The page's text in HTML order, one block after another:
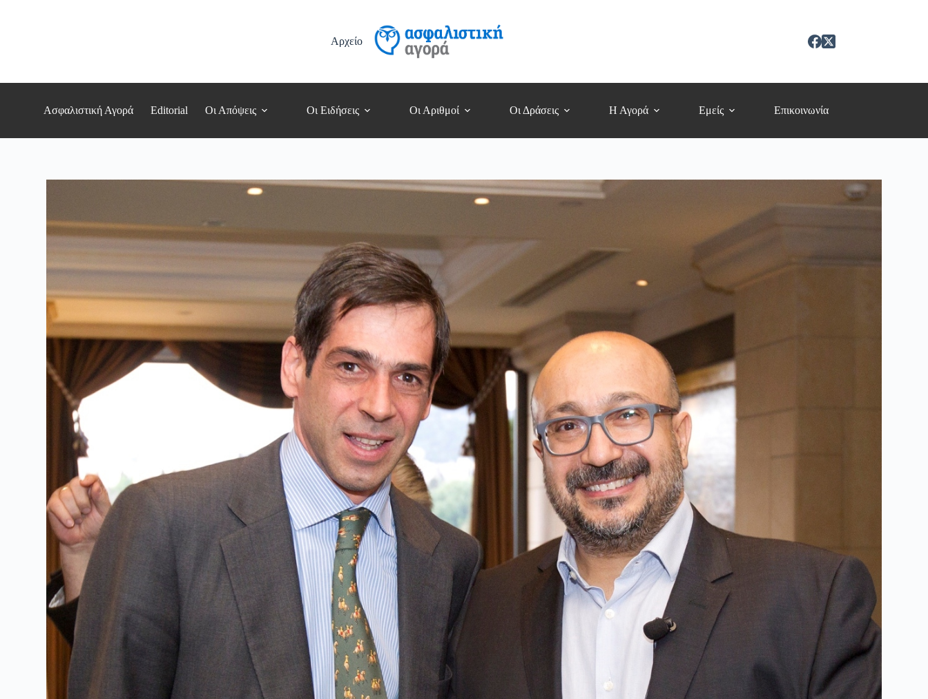
Αρχείο
Ασφαλιστική Αγορά Editorial Οι Απόψεις Οι Ειδήσεις Οι Αριθμοί Οι Δράσεις Η Αγορά Εμείς Επικοινωνία